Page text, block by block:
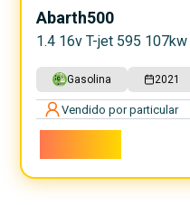
Abarth500
1.4 16v T-jet 595
Gasolina 2021
Vendido por particular